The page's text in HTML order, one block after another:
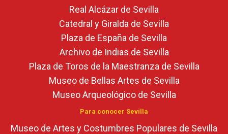
Real Alcázar de Sevilla
Catedral y Giralda de Sevilla
Plaza de España de Sevilla
Archivo de Indias de Sevilla
Plaza de Toros de la Maestranza de Sevilla
Museo de Bellas Artes de Sevilla
Museo Arqueológico de Sevilla
Para conocer Sevilla
Museo de Artes y Costumbres Populares de Sevilla